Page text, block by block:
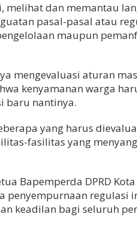
melihat dan memantau
pasal-pasal atau
maupun
mengevaluasi aturan
kenyamanan warga
baru nantinya.
yang harus
fasilitas yang
Bapemperda DPRD
penyempurnaan regulasi
keadilan bagi seluruh